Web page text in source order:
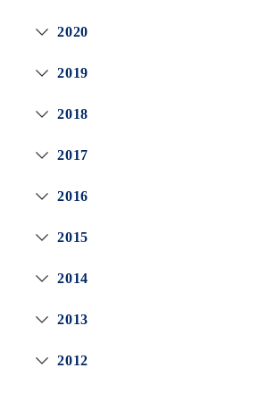
2020
2019
2018
2017
2016
2015
2014
2013
2012